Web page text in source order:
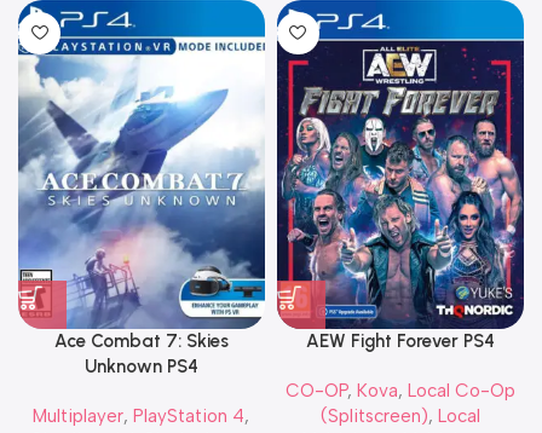
Ace Combat 7: Skies
Unknown PS4
Multiplayer,PlayStation 4,
AEW Fight Forever PS4
CO-OP, Kova, Local Co-Op
(Splitscreen), Local